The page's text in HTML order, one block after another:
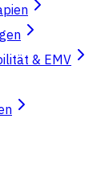
& EMV